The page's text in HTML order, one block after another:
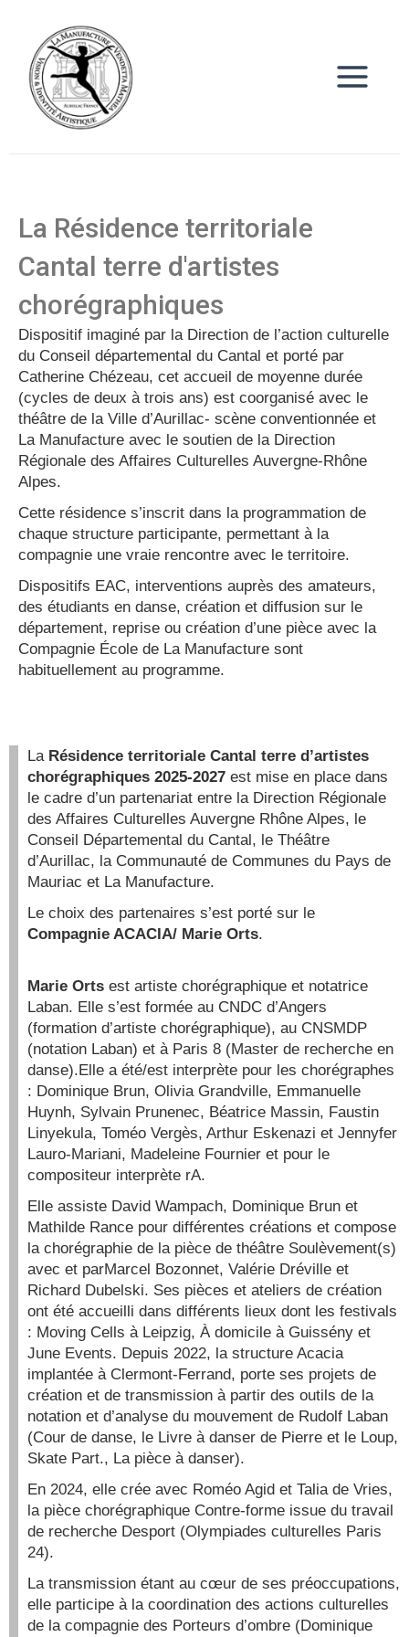
contenu
La Résidence territoriale
Cantal terre d'artistes
chorégraphiques
Dispositif imaginé par la Direction de l’action culturelle
du Conseil départemental du Cantal et porté par
Catherine Chézeau, cet accueil de moyenne durée
(cycles de deux à trois ans) est coorganisé avec le
théâtre de la Ville d’Aurillac- scène conventionnée et
La Manufacture avec le soutien de la Direction
Régionale des Affaires Culturelles Auvergne-Rhône
Alpes.
Cette résidence s’inscrit dans la programmation de
chaque structure participante, permettant à la
compagnie une vraie rencontre avec le territoire.
Dispositifs EAC, interventions auprès des amateurs,
des étudiants en danse, création et diffusion sur le
département, reprise ou création d’une pièce avec la
Compagnie École de La Manufacture sont
habituellement au programme.
La Résidence territoriale Cantal terre d’artistes
chorégraphiques 2025-2027 est mise en place dans
le cadre d’un partenariat entre la Direction Régionale
des Affaires Culturelles Auvergne Rhône Alpes, le
Conseil Départemental du Cantal, le Théâtre
d’Aurillac, la Communauté de Communes du Pays de
Mauriac et La Manufacture.
Le choix des partenaires s’est porté sur le
Compagnie ACACIA/ Marie Orts.
Marie Orts est artiste chorégraphique et notatrice
Laban. Elle s’est formée au CNDC d’Angers
(formation d’artiste chorégraphique), au CNSMDP
(notation Laban) et à Paris 8 (Master de recherche en
danse).Elle a été/est interprète pour les chorégraphes
: Dominique Brun, Olivia Grandville, Emmanuelle
Huynh, Sylvain Prunenec, Béatrice Massin, Faustin
Linyekula, Toméo Vergès, Arthur Eskenazi et Jennyfer
Lauro-Mariani, Madeleine Fournier et pour le
compositeur interprète rA.
Elle assiste David Wampach, Dominique Brun et
Mathilde Rance pour différentes créations et compose
la chorégraphie de la pièce de théâtre Soulèvement(s)
avec et parMarcel Bozonnet, Valérie Dréville et
Richard Dubelski. Ses pièces et ateliers de création
ont été accueilli dans différents lieux dont les festivals
: Moving Cells à Leipzig, À domicile à Guissény et
June Events. Depuis 2022, la structure Acacia
implantée à Clermont-Ferrand, porte ses projets de
création et de transmission à partir des outils de la
notation et d’analyse du mouvement de Rudolf Laban
(Cour de danse, le Livre à danser de Pierre et le Loup,
Skate Part., La pièce à danser).
En 2024, elle crée avec Roméo Agid et Talia de Vries,
la pièce chorégraphique Contre-forme issue du travail
de recherche Desport (Olympiades culturelles Paris
24).
La transmission étant au cœur de ses préoccupations,
elle participe à la coordination des actions culturelles
de la compagnie des Porteurs d’ombre (Dominique